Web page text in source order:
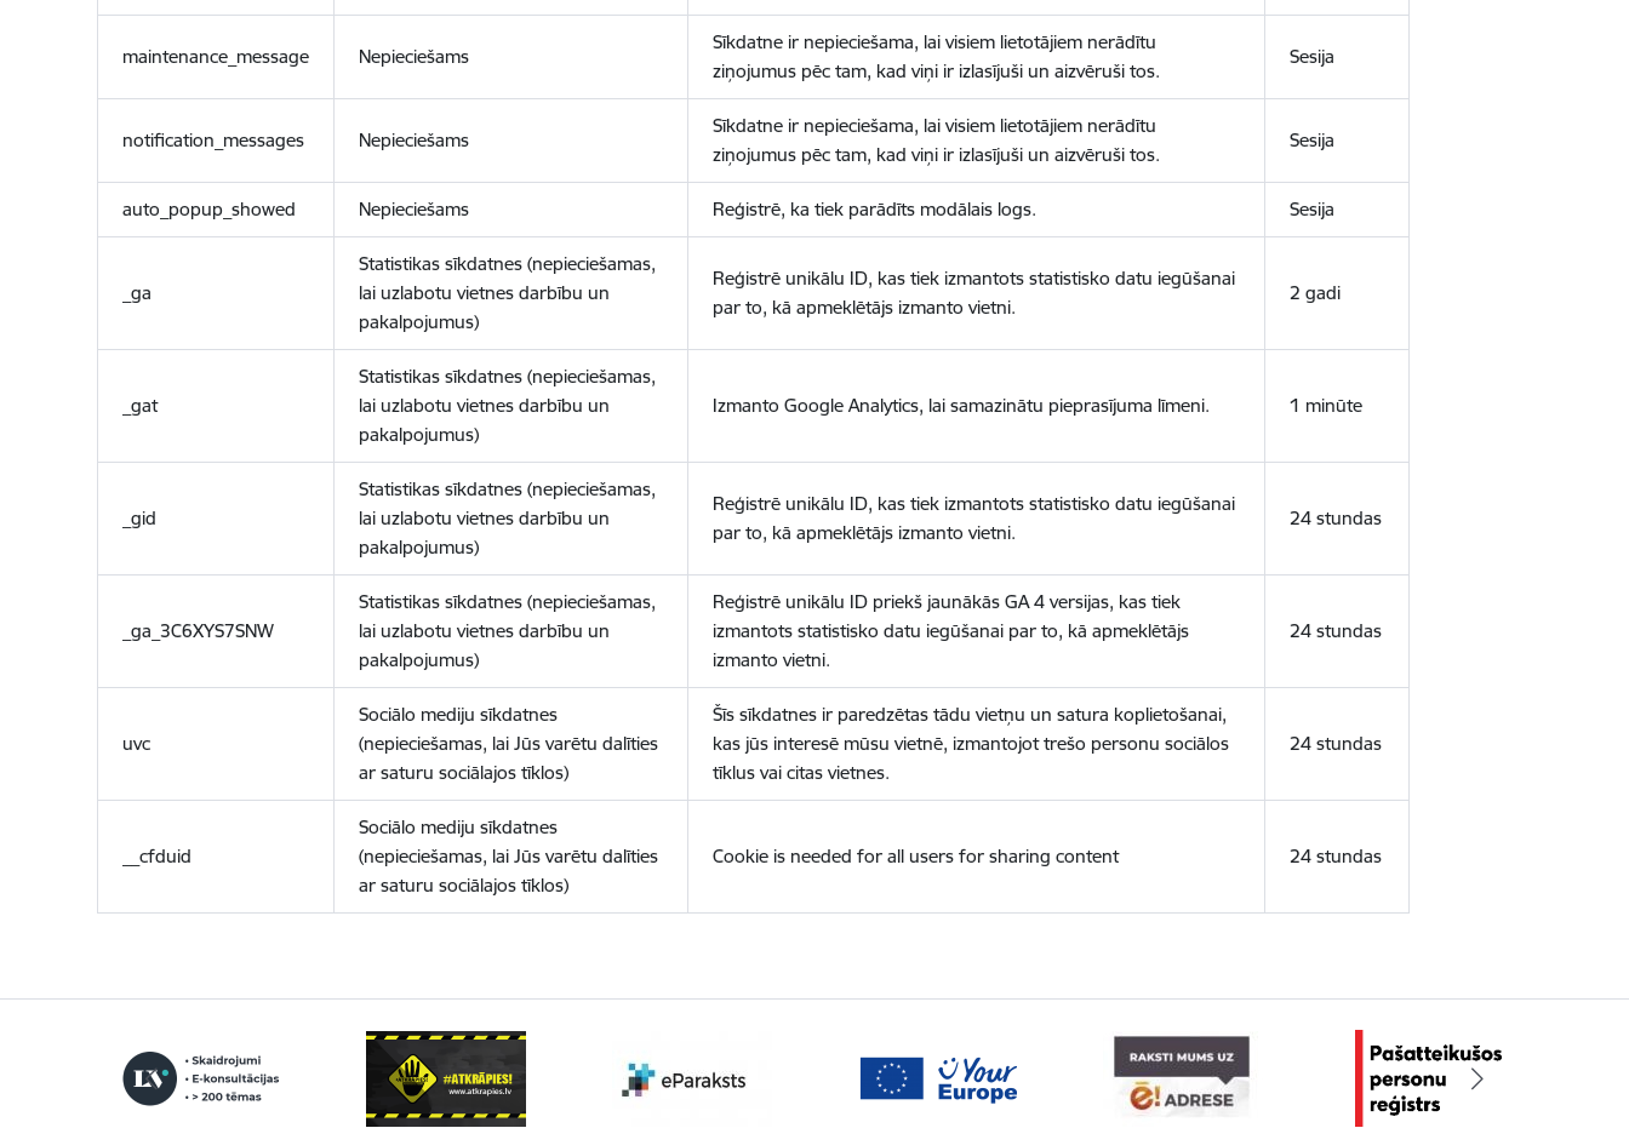
maintenance_message Nepieciešams
Sīkdatne ir nepieciešama, lai visiem lietotājiem nerādītu
ziņojumus pēc tam, kad viņi ir izlasījuši un aizvēruši tos.
Sesija
notification_messages Nepieciešams
Sīkdatne ir nepieciešama, lai visiem lietotājiem nerādītu
ziņojumus pēc tam, kad viņi ir izlasījuši un aizvēruši tos.
Sesija
auto_popup_showed Nepieciešams Reģistrē, ka tiek parādīts modālais logs. Sesija
_ga
Statistikas sīkdatnes (nepieciešamas,
lai uzlabotu vietnes darbību un
pakalpojumus)
Reģistrē unikālu ID, kas tiek izmantots statistisko datu iegūšanai
par to, kā apmeklētājs izmanto vietni.
2 gadi
_gat
Statistikas sīkdatnes (nepieciešamas,
lai uzlabotu vietnes darbību un
pakalpojumus)
Izmanto Google Analytics, lai samazinātu pieprasījuma līmeni. 1 minūte
_gid
Statistikas sīkdatnes (nepieciešamas,
lai uzlabotu vietnes darbību un
pakalpojumus)
Reģistrē unikālu ID, kas tiek izmantots statistisko datu iegūšanai
par to, kā apmeklētājs izmanto vietni.
24 stundas
_ga_3C6XYS7SNW
Statistikas sīkdatnes (nepieciešamas,
lai uzlabotu vietnes darbību un
pakalpojumus)
Reģistrē unikālu ID priekš jaunākās GA 4 versijas, kas tiek
izmantots statistisko datu iegūšanai par to, kā apmeklētājs
izmanto vietni.
24 stundas
uvc
Sociālo mediju sīkdatnes
(nepieciešamas, lai Jūs varētu dalīties
ar saturu sociālajos tīklos)
Šīs sīkdatnes ir paredzētas tādu vietņu un satura koplietošanai,
kas jūs interesē mūsu vietnē, izmantojot trešo personu sociālos
tīklus vai citas vietnes.
24 stundas
__cfduid
Sociālo mediju sīkdatnes
(nepieciešamas, lai Jūs varētu dalīties
ar saturu sociālajos tīklos)
Cookie is needed for all users for sharing content 24 stundas